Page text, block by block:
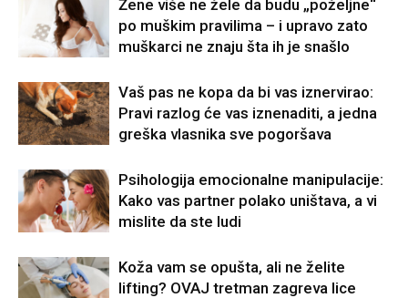
Žene više ne žele da budu „poželjne“
po muškim pravilima – i upravo zato
muškarci ne znaju šta ih je snašlo
Vaš pas ne kopa da bi vas iznervirao:
Pravi razlog će vas iznenaditi, a jedna
greška vlasnika sve pogoršava
Psihologija emocionalne manipulacije:
Kako vas partner polako uništava, a vi
mislite da ste ludi
Koža vam se opušta, ali ne želite
lifting? OVAJ tretman zagreva lice